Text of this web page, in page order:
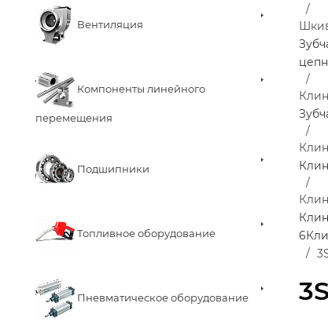
Вентиляция
Компоненты линейного
перемещения
Подшипники
Топливное оборудование
Пневматическое оборудование
6